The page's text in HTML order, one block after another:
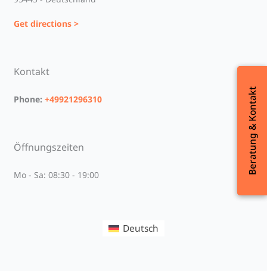
Get directions >
Kontakt
Phone: +49921296310
Öffnungszeiten
Mo - Sa: 08:30 - 19:00
Beratung & Kontakt
Deutsch
Beratung & Kontakt